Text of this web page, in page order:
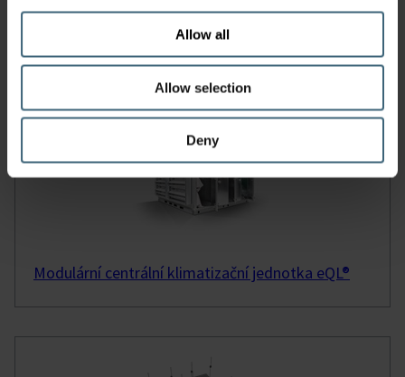
Allow all
Allow selection
Deny
Modulární centrální klimatizační jednotka eQL®